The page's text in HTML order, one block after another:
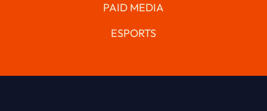
PAID MEDIA
ESPORTS